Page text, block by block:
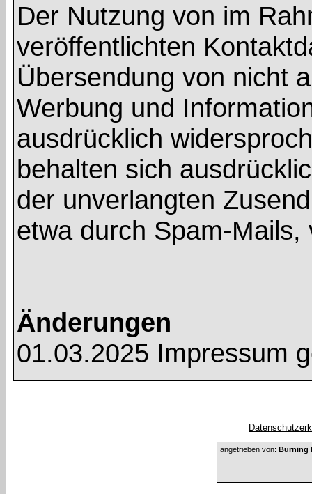
Der Nutzung von im
veröffentlichten
Übersendung von nicht
Werbung und
ausdrücklich
behalten sich
der unverlangten
etwa durch Spam-Mails,
Änderungen
01.03.2025 Impressum
angetrieben von: Burning